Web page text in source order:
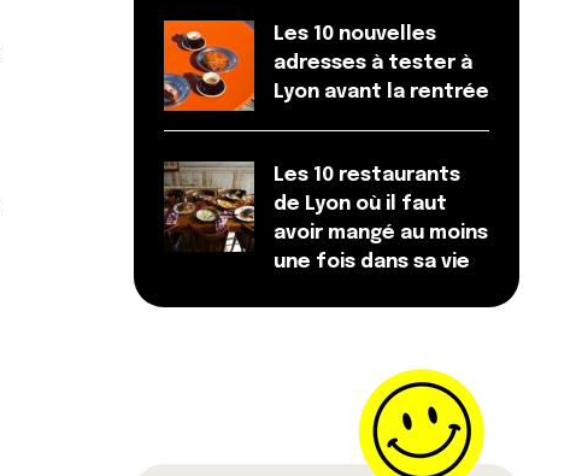
Les 10 nouvelles
adresses à tester à
Lyon avant la rentrée
Les 10 restaurants
de Lyon où il faut
avoir mangé au moins
une fois dans sa vie